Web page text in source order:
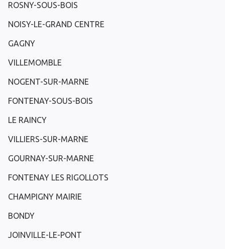
ROSNY-SOUS-BOIS
NOISY-LE-GRAND CENTRE
GAGNY
VILLEMOMBLE
NOGENT-SUR-MARNE
FONTENAY-SOUS-BOIS
LE RAINCY
VILLIERS-SUR-MARNE
GOURNAY-SUR-MARNE
FONTENAY LES RIGOLLOTS
CHAMPIGNY MAIRIE
BONDY
JOINVILLE-LE-PONT